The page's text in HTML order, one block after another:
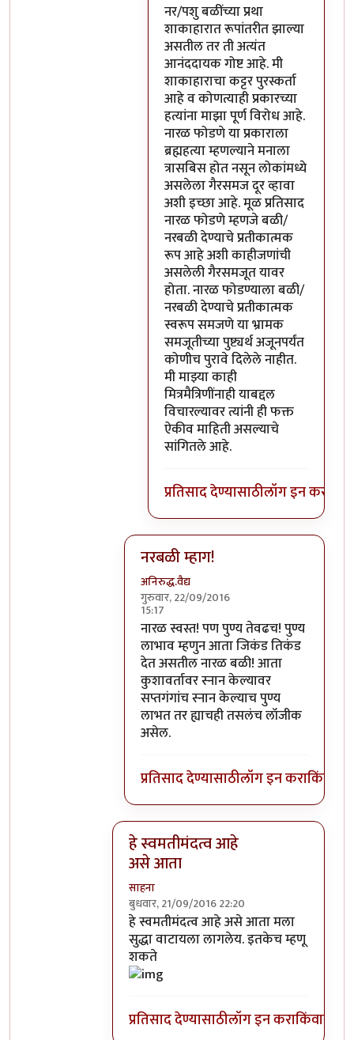
नर/पशु बळींच्या प्रथा
शाकाहारात रूपांतरीत झाल्या
असतील तर ती अत्यंत
आनंददायक गोष्ट आहे. मी
शाकाहाराचा कट्टर पुरस्कर्ता
आहे व कोणत्याही प्रकारच्या
हत्यांना माझा पूर्ण विरोध आहे.
नारळ फोडणे या प्रकाराला
ब्रह्महत्या म्हणल्याने मनाला
त्रासबिस होत नसून लोकांमध्ये
असलेला गैरसमज दूर व्हावा
अशी इच्छा आहे. मूळ प्रतिसाद
नारळ फोडणे म्हणजे बळी/
नरबळी देण्याचे प्रतीकात्मक
रूप आहे अशी काहीजणांची
असलेली गैरसमजूत यावर
होता. नारळ फोडण्याला बळी/
नरबळी देण्याचे प्रतीकात्मक
स्वरूप समजणे या भ्रामक
समजूतीच्या पुष्ट्यर्थ अजूनपर्यंत
कोणीच पुरावे दिलेले नाहीत.
मी माझ्या काही
मित्रमैत्रिणींनाही याबद्दल
विचारल्यावर त्यांनी ही फक्त
ऐकीव माहिती असल्याचे
सांगितले आहे.
प्रतिसाद देण्यासाठीलॉग इन करा
नरबळी म्हाग!
अनिरुद्ध.वैद्य
गुरुवार, 22/09/2016
15:17
In reply toमला शास्त्रार्थ वगैरे काही
नारळ स्वस्त! पण पुण्य तेवढच! पुण्य
लाभाव म्हणुन आता जिकंड तिकंड
देत असतील नारळ बळी! आता
कुशावर्तावर स्नान केल्यावर
सप्तगंगांच स्नान केल्याच पुण्य
लाभत तर ह्याचही तसलंच लॉजीक
असेल.
प्रतिसाद देण्यासाठीलॉग इन कराकिंवा
हे स्वमतीमंदत्व आहे
असे आता
साहना
बुधवार, 21/09/2016 22:20
In reply toआत्मबंधवाल्यानी `कोहळा म्हणजे
हे स्वमतीमंदत्व आहे असे आता मला
सुद्धा वाटायला लागलेय. इतकेच म्हणू
शकते
प्रतिसाद देण्यासाठीलॉग इन कराकिंवा